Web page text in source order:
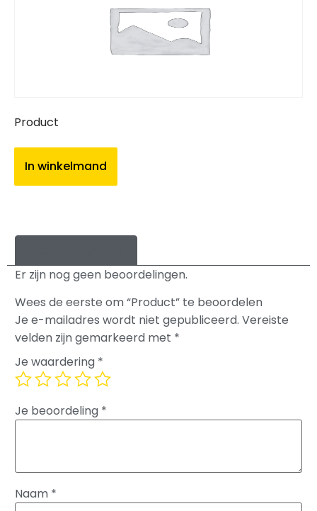
Product
In winkelmand
Er zijn nog geen beoordelingen.
Wees de eerste om “Product” te beoordelen
Je e-mailadres wordt niet gepubliceerd. Vereiste
velden zijn gemarkeerd met *
Je waardering *
Je beoordeling *
Naam *